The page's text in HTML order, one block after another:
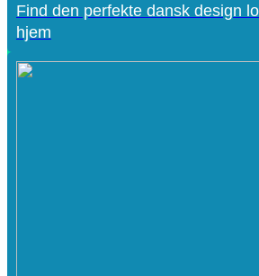
Find den perfekte dansk design
hjem